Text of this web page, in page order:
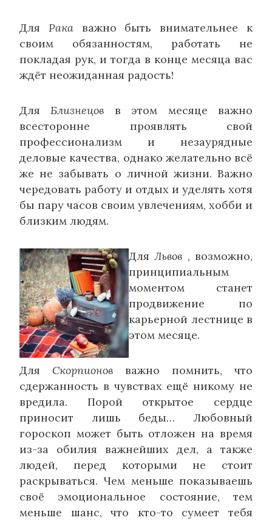
Для Рака важно быть внимательнее к
своим обязанностям, работать не
покладая рук, и тогда в конце месяца вас
ждёт неожиданная радость!
ДляБлизнецов в этом месяце важно
всесторонне проявлять свой
профессионализм и незаурядные
деловые качества, однако желательно всё
же не забывать о личной жизни. Важно
чередовать работу и отдых и уделять хотя
бы пару часов своим увлечениям, хобби и
близким людям.
ДляЛьвов , возможно,
принципиальным
моментом станет
продвижение по
карьерной лестнице в
этом месяце.
Для Скорпионов важно помнить, что
сдержанность в чувствах ещё никому не
вредила. Порой открытое сердце
приносит лишь беды… Любовный
гороскоп может быть отложен на время
из-за обилия важнейших дел, а также
людей, перед которыми не стоит
раскрываться. Чем меньше показываешь
своё эмоциональное состояние, тем
меньше шанс, что кто-то сумеет тебя